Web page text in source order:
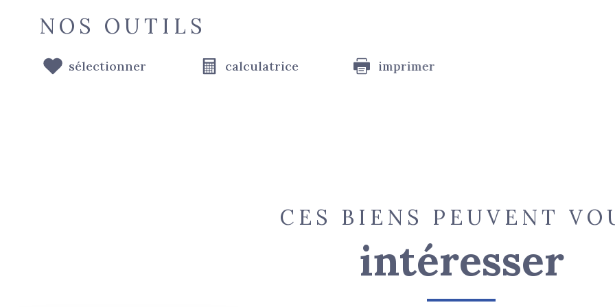
NOS OUTILS
sélectionner calculatrice imprimer
CES BIENS PEUVENT
intéresser